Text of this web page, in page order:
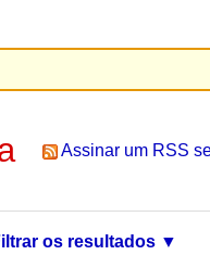
Assinar um RSS
os resultados